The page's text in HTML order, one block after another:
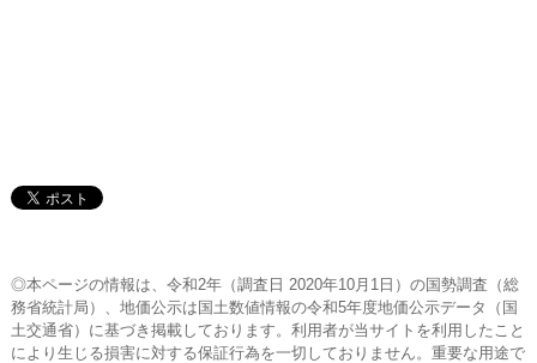
◎本ページの情報は、令和2年（調査日 2020年10月1日）の国勢調査（総
務省統計局）、地価公示は国土数値情報の令和5年度地価公示データ（国
土交通省）に基づき掲載しております。利用者が当サイトを利用したこと
により生じる損害に対する保証行為を一切しておりません。重要な用途で